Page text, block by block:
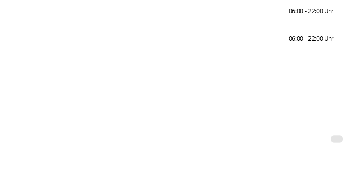
06:00 - 22:00 Uhr
06:00 - 22:00 Uhr